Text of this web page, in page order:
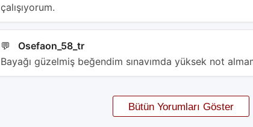
çalışıyorum.
Osefaon_58_tr
Bayağı güzelmiş beğendim sınavımda yüksek not